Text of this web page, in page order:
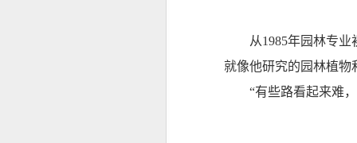
从1985年园林专
就像他研究的园林植物
“有些路看起来难